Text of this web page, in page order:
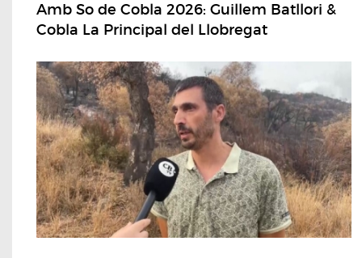
Amb So de Cobla 2026: Guillem Batllori &
Cobla La Principal del Llobregat